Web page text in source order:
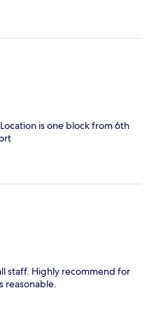
is one block from 6th
staff. Highly recommend for
reasonable.